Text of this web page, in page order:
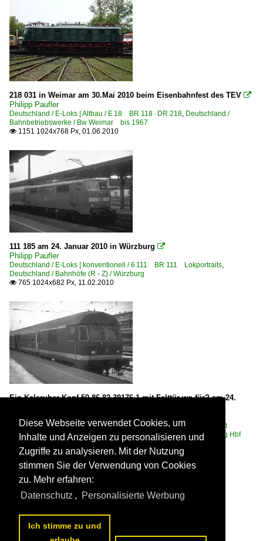
218 031 in Weimar am 30.Mai 2010 beim Eisenbahnfest des TEV 
Philipp Paufler
Deutschland / E-Loks | Altbau / E 18 BR 118 · DR 218, Deutschland /
Bahnbetriebswerke / Bw Weimar bis 1967
 1151 1024x768 Px, 01.06.2010
111 185 am 24. Januar 2010 in Würzburg 
Philipp Paufler
Deutschland / E-Loks | konventionell / 6 111 BR 111 Lokportraits,
Deutschland / Bahnhöfe (R - Z) / Würzburg
 765 1024x682 Px, 11.02.2010
Ein Kalsruher Kopf 50 86 82-39176-1 mit Falttür wo für? am 24.
Deutschland / Personenwagen | Steuerwagen / Steuerwagen Bauart
Karlsruhe 'Silberling',Deutschland / Bahnhöfe (R - Z) / Regensburg Hbf
1444 1024x682 Px, 11.02.2010
Diese Webseite verwendet Cookies, um
Inhalte und Anzeigen zu personalisieren und
Zugriffe zu analysieren. Mit der Nutzung
stimmen Sie der Verwendung von Cookies
zu. Mehr erfahren:
Datenschutz , Personalisierte Werbung
Ich stimme zu und